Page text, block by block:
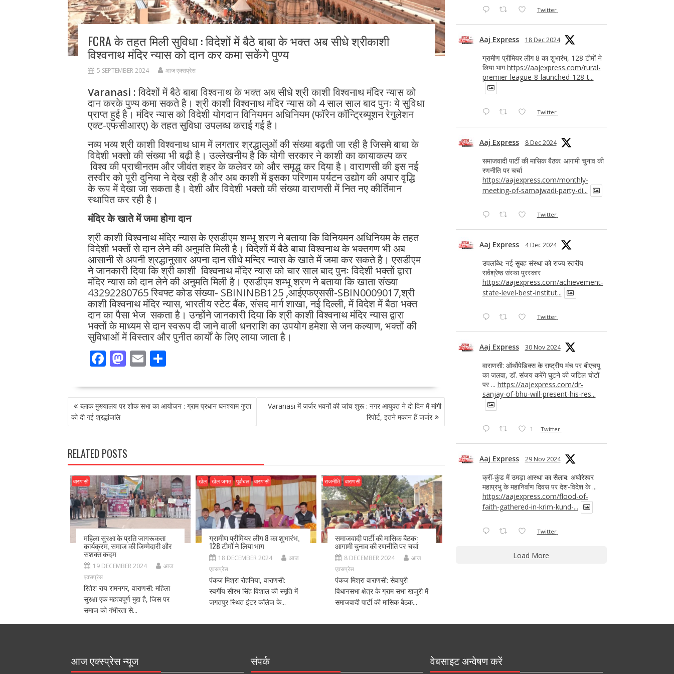
FCRA के तहत मिली सुविधा : विदेशों में बैठे बाबा के भक्त अब सीधे श्रीकाशी
विश्वनाथ मंदिर न्यास को दान कर कमा सकेंगे पुण्य
5 SEPTEMBER 2024 आज एक्सप्रेस
Varanasi :विदेशों में बैठे बाबा विश्वनाथ के भक्त अब सीधे श्री काशी विश्वनाथ मंदिर न्यास को
दान करके पुण्य कमा सकते है। श्री काशी विश्वनाथ मंदिर न्यास को 4 साल साल बाद पुनः ये सुविधा
प्राप्त हुई है। मंदिर न्यास को विदेशी योगदान विनियमन अधिनियम (फॉरेन कॉन्ट्रिब्यूशन रेगुलेशन
एक्ट-एफसीआरए) के तहत सुविधा उपलब्ध कराई गई है।
नव्य भव्य श्री काशी विश्वनाथ धाम में लगतार श्रद्धालुओं की संख्या बढ़ती जा रही है जिसमे बाबा के
विदेशी भक्तो की संख्या भी बढ़ी है। उल्लेखनीय है कि योगी सरकार ने काशी का कायाकल्प कर
विश्व की प्राचीनतम और जीवंत शहर के कलेवर को और समृद्ध कर दिया है। वाराणसी की इस नई
तस्वीर को पूरी दुनिया ने देख रही है और अब काशी में इसका परिणाम पर्यटन उद्योग की अपार वृद्धि
के रूप में देखा जा सकता है। देशी और विदेशी भक्तो की संख्या वाराणसी में नित नए कीर्तिमान
स्थापित कर रही है।
मंदिर के खाते में जमा होगा दान
श्री काशी विश्वनाथ मंदिर न्यास के एसडीएम शम्भू शरण ने बताया कि विनियमन अधिनियम के तहत
विदेशी भक्तों से दान लेने की अनुमति मिली है। विदेशों में बैठे बाबा विश्वनाथ के भक्तगण भी अब
आसानी से अपनी श्रद्धानुसार अपना दान सीधे मन्दिर न्यास के खाते में जमा कर सकते है। एसडीएम
ने जानकारी दिया कि श्री काशी विश्वनाथ मंदिर न्यास को चार साल बाद पुनः विदेशी भक्तों द्वारा
मंदिर न्यास को दान लेने की अनुमति मिली है। एसडीएम शम्भू शरण ने बताया कि खाता संख्या
43292280765 स्विफ्ट कोड संख्या- SBININBB125 ,आईएफएससी-SBIN0009017,श्री
काशी विश्वनाथ मंदिर न्यास, भारतीय स्टेट बैंक, संसद मार्ग शाखा, नई दिल्ली, में विदेश में बैठा भक्त
दान का पैसा भेज सकता है। उन्होंने जानकारी दिया कि श्री काशी विश्वनाथ मंदिर न्यास द्वारा
भक्तों के माध्यम से दान स्वरूप दी जाने वाली धनराशि का उपयोग हमेशा से जन कल्याण, भक्तों की
सुविधाओं में विस्तार और पुनीत कार्यों के लिए लाया जाता है।
F
e
b
o
k
M
to
d
o
E
ai
l
S
ar
e
POST
NAVIGATION
ब्लाक मुख्यालय पर शोक सभा का आयोजन : ग्राम प्रधान घनश्याम गुप्ता
को दी गई श्रद्धांजलि
Varanasi में जर्जर भवनों की जांच शुरू : नगर आयुक्त ने दो दिन में मांगी
रिपोर्ट, इतने मकान हैं जर्जर
RELATED POSTS
वाराणसी
महिला सुरक्षा के प्रति जागरूकता
कार्यक्रम, समाज की जिम्मेदारी और
सशक्त कदम
19 DECEMBER 2024
आज
एक्सप्रेस
रितेश राय रामनगर, वाराणसी: महिला
सुरक्षा एक महत्वपूर्ण मुद्दा है, जिस पर
समाज को गंभीरता से...
खेल खेल जगत पूर्वांचल वाराणसी
ग्रामीण प्रीमियर लीग 8 का शुभारंभ,
128 टीमों ने लिया भाग
18 DECEMBER 2024
आज
एक्सप्रेस
पंकज मिश्रा रोहनिया, वाराणसी:
स्वर्गीय सौरभ सिंह विशाल की स्मृति में
जगतपुर स्थित इंटर कॉलेज के...
राजनीति वाराणसी
समाजवादी पार्टी की मासिक बैठक:
आगामी चुनाव की रणनीति पर चर्चा
8 DECEMBER 2024
आज
एक्सप्रेस
पंकज मिश्रा वाराणसी: सेवापुरी
विधानसभा क्षेत्र के ग्राम सभा खजुरी में
समाजवादी पार्टी की मासिक बैठक...
Twitter
Aaj Express 18 Dec 2024
ग्रामीण प्रीमियर लीग 8 का शुभारंभ, 128 टीमों ने
लिया भागhttps://aajexpress.com/rural-
premier-league-8-launched-128-t...
Twitter
Aaj Express 8 Dec 2024
समाजवादी पार्टी की मासिक बैठक: आगामी चुनाव की
रणनीति पर चर्चा
https://aajexpress.com/monthly-
meeting-of-samajwadi-party-di...
Twitter
Aaj Express 4 Dec 2024
उपलब्धि: नई सुबह संस्था को राज्य स्तरीय
सर्वश्रेष्ठ संस्था पुरस्कार
https://aajexpress.com/achievement-
state-level-best-institut...
Twitter
Aaj Express 30 Nov 2024
वाराणसी: ऑर्थोपेडिक्स के राष्ट्रीय मंच पर बीएचयू
का जलवा, डॉ. संजय करेंगे घुटने की जटिल चोटों
पर ... https://aajexpress.com/dr-
sanjay-of-bhu-will-present-his-res...
1 Twitter
Aaj Express 29 Nov 2024
क्रीं-कुंड में उमड़ा आस्था का सैलाब: अघोरेश्वर
महाप्रभु के महानिर्वाण दिवस पर देश-विदेश के ...
https://aajexpress.com/flood-of-
faith-gathered-in-krim-kund-...
Twitter
Load More
आज एक्स्प्रेस न्यूज संपर्क वेबसाइट अन्वेषण करें